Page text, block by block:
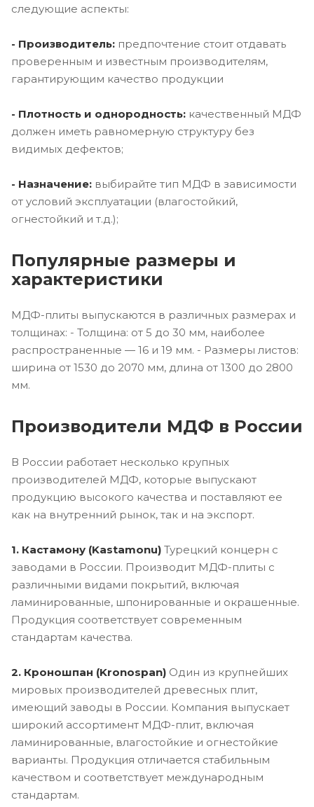
следующие аспекты:
- Производитель: предпочтение стоит отдавать
проверенным и известным производителям,
гарантирующим качество продукции
- Плотность и однородность: качественный МДФ
должен иметь равномерную структуру без
видимых дефектов;
- Назначение: выбирайте тип МДФ в зависимости
от условий эксплуатации (влагостойкий,
огнестойкий и т.д.);
Популярные размеры и
характеристики
МДФ-плиты выпускаются в различных размерах и
толщинах: - Толщина: от 5 до 30 мм, наиболее
распространенные — 16 и 19 мм. - Размеры листов:
ширина от 1530 до 2070 мм, длина от 1300 до 2800
мм.
Производители МДФ в России
В России работает несколько крупных
производителей МДФ, которые выпускают
продукцию высокого качества и поставляют ее
как на внутренний рынок, так и на экспорт.
1. Кастамону (Kastamonu) Турецкий концерн с
заводами в России. Производит МДФ-плиты с
различными видами покрытий, включая
ламинированные, шпонированные и окрашенные.
Продукция соответствует современным
стандартам качества.
2. Кроношпан (Kronospan) Один из крупнейших
мировых производителей древесных плит,
имеющий заводы в России. Компания выпускает
широкий ассортимент МДФ-плит, включая
ламинированные, влагостойкие и огнестойкие
варианты. Продукция отличается стабильным
качеством и соответствует международным
стандартам.